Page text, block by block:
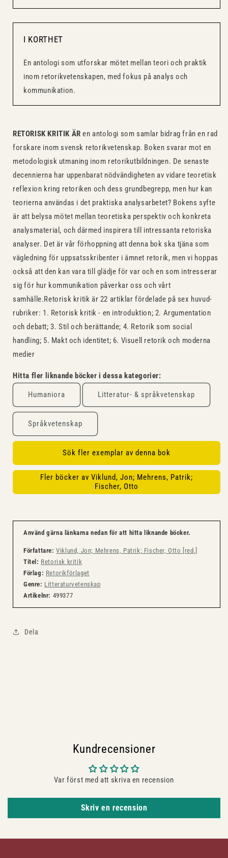
I KORTHET
En antologi som utforskar mötet mellan teori och praktik
inom retorikvetenskapen, med fokus på analys och
kommunikation.
RETORISK KRITIK ÄR en antologi som samlar ­bidrag från en rad
forskare inom svensk ­retorikvetenskap. Boken svarar mot en
metodologisk utmaning inom retorikutbildningen. De senaste
decennierna har uppenbarat nödvändigheten av ­vidare teoretisk
reflexion kring retoriken och dess grundbegrepp, men hur kan
teorierna användas i det praktiska analysarbetet? Bokens syfte
är att belysa mötet mellan teoretiska perspektiv och konkreta
analysmaterial, och därmed inspirera till intressanta retoriska
analyser. Det är vår förhoppning att denna bok ska tjäna som
vägledning för uppsats­skribenter i ämnet retorik, men vi hoppas
också att den kan vara till glädje för var och en som intresserar
sig för hur kommunikation påverkar oss och vårt
samhälle.Retorisk kritik är 22 artiklar fördelade på sex huvud­
rubriker: 1. Retorisk kritik - en introduktion; 2. Argumentation
och debatt; 3. Stil och berättande; 4. Retorik som social
handling; 5. Makt och identitet; 6. Visuell ­retorik och moderna
medier
Hitta fler liknande böcker i dessa kategorier:
Humaniora Litteratur- & språkvetenskap
Språkvetenskap
Sök fler exemplar av denna bok
Fler böcker av Viklund, Jon; Mehrens, Patrik;
Fischer, Otto
Använd gärna länkarna nedan för att hitta liknande böcker.
Författare: Viklund, Jon; Mehrens, Patrik; Fischer, Otto [red.]
Titel: Retorisk kritik
Förlag: Retorikförlaget
Genre: Litteraturvetenskap
Artikelnr: 499377
Dela
Kundrecensioner
Var först med att skriva en recension
Skriv en recension